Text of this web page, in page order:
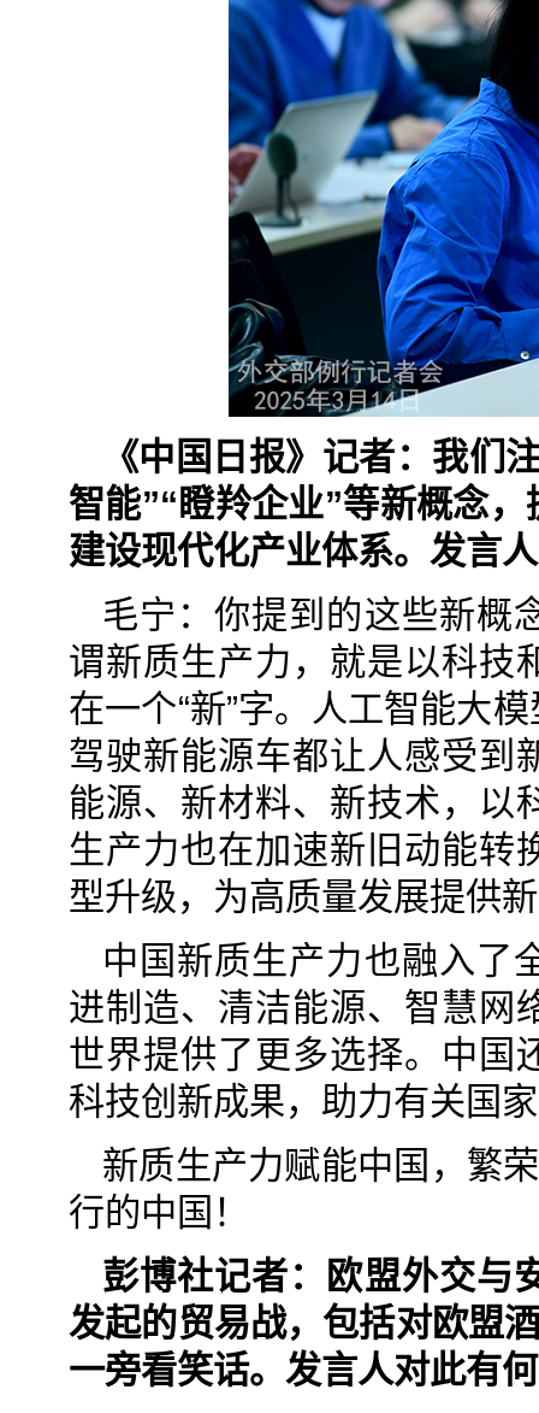
《中国日报》记者：我们
智能”“瞪羚企业”等新概念
建设现代化产业体系。发言
毛宁：你提到的这些新概
谓新质生产力，就是以科技
在一个“新”字。人工智能大
驾驶新能源车都让人感受到
能源、新材料、新技术，以
生产力也在加速新旧动能转
型升级，为高质量发展提供
中国新质生产力也融入了
进制造、清洁能源、智慧网
世界提供了更多选择。中国
科技创新成果，助力有关国
新质生产力赋能中国，繁
行的中国！
彭博社记者：欧盟外交与
发起的贸易战，包括对欧盟
一旁看笑话。发言人对此有